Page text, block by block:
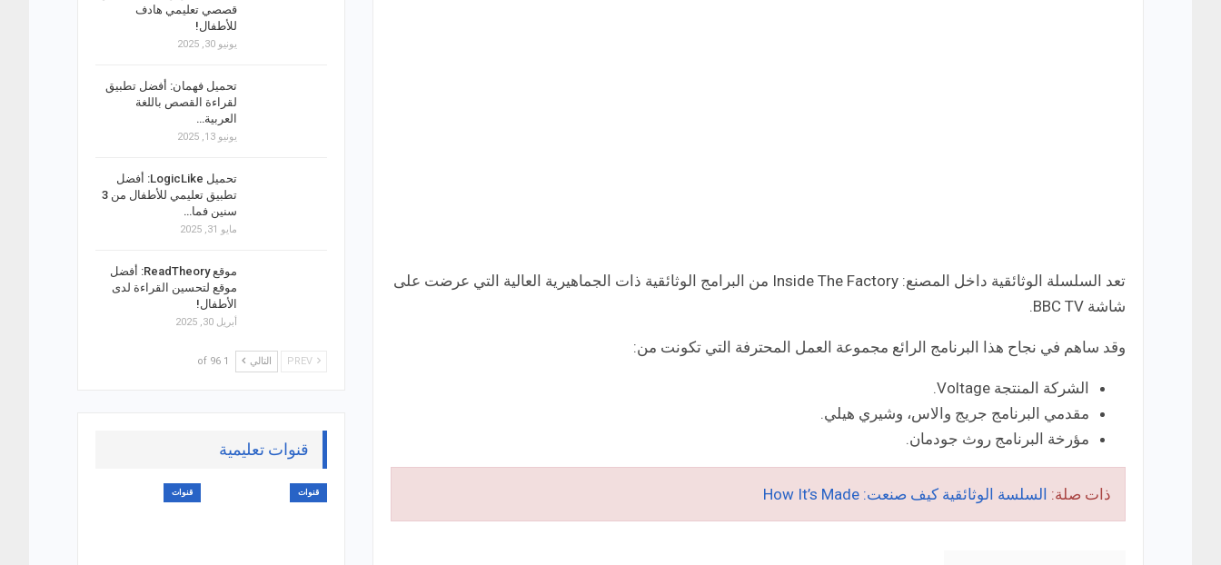
تعد السلسلة الوثائقية داخل المصنع: Inside The Factory من البرامج الوثائقية ذات الجماهيرية العالية التي عرضت على
شاشة BBC TV.
وقد ساهم في نجاح هذا البرنامج الرائع مجموعة العمل المحترفة التي تكونت من:
الشركة المنتجة Voltage.
مقدمي البرنامج جريج والاس، وشيري هيلي.
مؤرخة البرنامج روث جودمان.
ذات صلة: السلسة الوثائقية كيف صنعت: How It’s Made
قصصي تعليمي هادف
للأطفال!
يونيو 30, 2025
تحميل فهمان: أفضل تطبيق
لقراءة القصص باللغة
العربية…
يونيو 13, 2025
تحميل LogicLike: أفضل
تطبيق تعليمي للأطفال من 3
سنين فما…
مايو 31, 2025
موقع ReadTheory: أفضل
موقع لتحسين القراءة لدى
الأطفال!
أبريل 30, 2025
التالي 1 of 96
قنوات تعليمية
قنوات قنوات